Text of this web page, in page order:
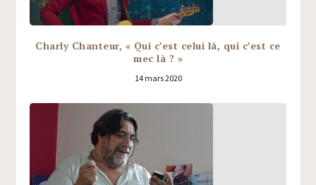
Charly Chanteur, « Qui c’est celui là, qui c’est ce
mec là ? »
14 mars 2020